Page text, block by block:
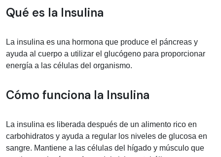
Información médica sobre Insulina
Qué es la Insulina
La insulina es una hormona que produce el páncreas y
ayuda al cuerpo a utilizar el glucógeno para proporcionar
energía a las células del organismo.
Cómo funciona la Insulina
La insulina es liberada después de un alimento rico en
carbohidratos y ayuda a regular los niveles de glucosa en
sangre. Mantiene a las células del hígado y músculo que